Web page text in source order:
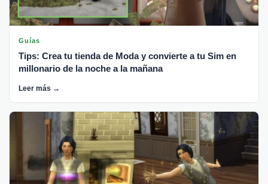
Guías
Tips: Crea tu tienda de Moda y convierte a tu Sim en
millonario de la noche a la mañana
Leer más →